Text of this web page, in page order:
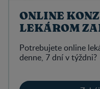
ONLINE
LEKÁROM
Potrebujete online
denne, 7 dní v týždni?